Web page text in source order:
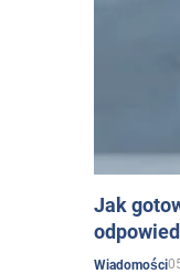
Jak
Wiadomości